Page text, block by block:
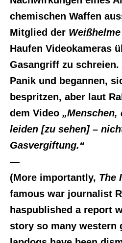
chemischen Waffen
Mitglied der Weißhelme
Haufen Videokameras
Gasangriff zu
Panik und begannen,
bespritzen, aber laut
dem Video „Menschen,
leiden [zu sehen] –
Gasvergiftung.“
—
(More importantly, The
famous war journalist
haspublished a report
story so many western